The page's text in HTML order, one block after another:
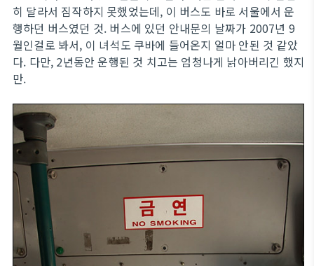
히 달라서 짐작하지 못했었는데, 이 버스도 바로 서울에서 운
행하던 버스였던 것. 버스에 있던 안내문의 날짜가 2007년 9
월인걸로 봐서, 이 녀석도 쿠바에 들어온지 얼마 안된 것 같았
다. 다만, 2년동안 운행된 것 치고는 엄청나게 낡아버리긴 했지
만.